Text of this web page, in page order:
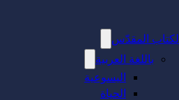
الكتاب المقدّس
باللغة العربية
اليسوعية
الحياة